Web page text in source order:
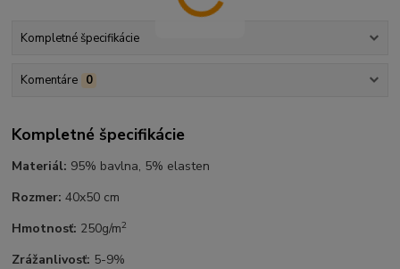
Kompletné špecifikácie
Komentáre 0
Kompletné špecifikácie
Materiál: 95% bavlna, 5% elasten
Rozmer: 40x50 cm
Hmotnosť: 250g/m2
Zrážanlivosť: 5-9%